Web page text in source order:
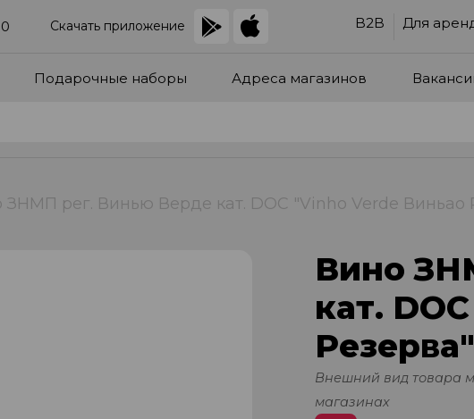
Скачать приложение B2B Для
Подарочные наборы Адреса магазинов
ЗНМП рег. Винью Верде кат. DOC "Vinho Verde Виньао
Вино
кат.
Внешний вид товара
магазинах